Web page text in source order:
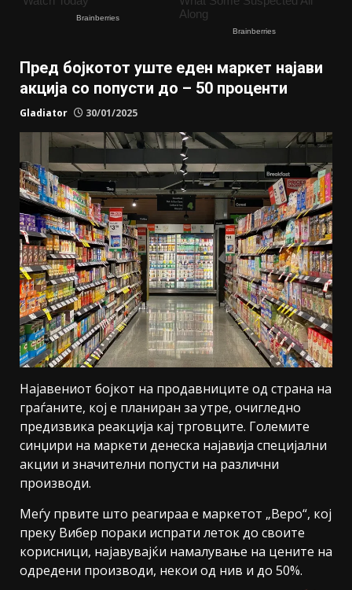
Пред бојкотот уште еден маркет најави
акција со попусти до – 50 проценти
Gladiator 30/01/2025
Најавениот бојкот на продавниците од страна на
граѓаните, кој е планиран за утре, очигледно
предизвика реакција кај трговците. Големите
синџири на маркети денеска најавија специјални
акции и значителни попусти на различни
производи.
Меѓу првите што реагираа е маркетот „Веро“, кој
преку Вибер пораки испрати леток до своите
корисници, најавувајќи намалување на цените на
одредени производи, некои од нив и до 50%.